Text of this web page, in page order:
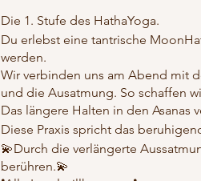
Die 1. Stufe des HathaYoga.
Du erlebst eine tantrische
werden.
Wir verbinden uns am Abend mit
und die Ausatmung. So schaffen
Das längere Halten in den Asanas
Diese Praxis spricht das
💫Durch die verlängerte
berühren.💫